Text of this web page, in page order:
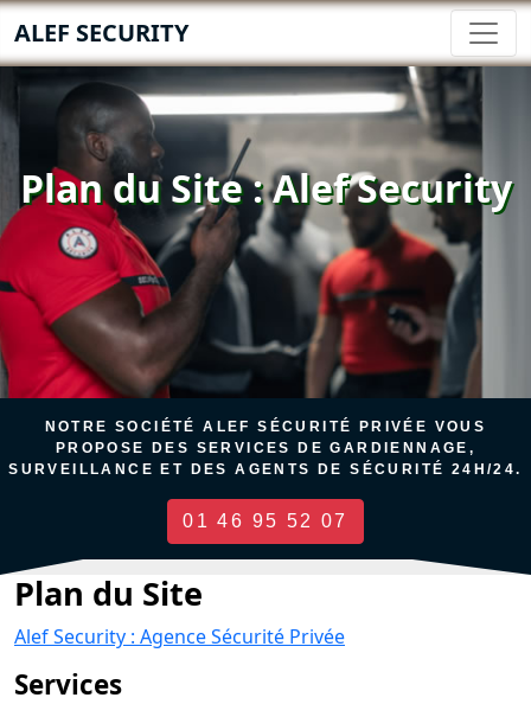
ALEF SECURITY
Plan du Site : Alef Security
NOTRE SOCIÉTÉ ALEF SÉCURITÉ PRIVÉE VOUS
PROPOSE DES SERVICES DE GARDIENNAGE,
SURVEILLANCE ET DES AGENTS DE SÉCURITÉ 24H/24.
01 46 95 52 07
Plan du Site
Alef Security : Agence Sécurité Privée
Services